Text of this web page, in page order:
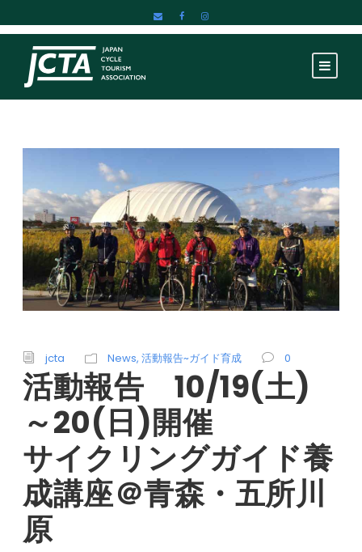
jcta News, 活動報告~ガイド育成 0
活動報告 10/19(土)
～20(日)開催
サイクリングガイド養
成講座＠青森・五所川
原